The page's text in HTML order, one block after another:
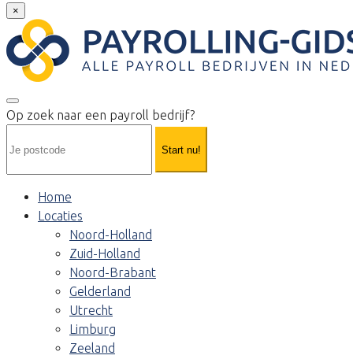
×
Op zoek naar een payroll bedrijf?
Start nu!
Home
Locaties
Noord-Holland
Zuid-Holland
Noord-Brabant
Gelderland
Utrecht
Limburg
Zeeland